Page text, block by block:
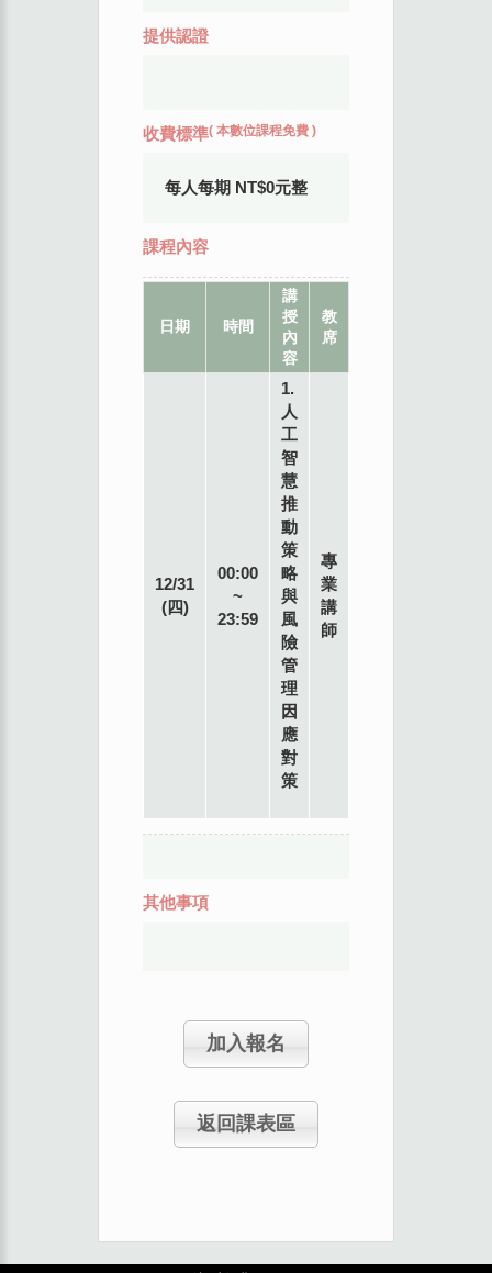
提供認證
收費標準( 本數位課程免費 )
每人每期 NT$0元整
課程內容
日期 時間
講
授
內
容
教
席
12/31
(四)
00:00
~
23:59
1.
人
工
智
慧
推
動
策
略
與
風
險
管
理
因
應
對
策
專
業
講
師
其他事項
加入報名
返回課表區